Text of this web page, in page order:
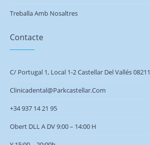
Treballa Amb Nosaltres
Contacte
C/ Portugal 1, Local 1-2 Castellar Del Vallés 08211
Clinicadental@parkcastellar.com
+34 937 14 21 95
Obert DLL A DV 9:00 – 14:00 H